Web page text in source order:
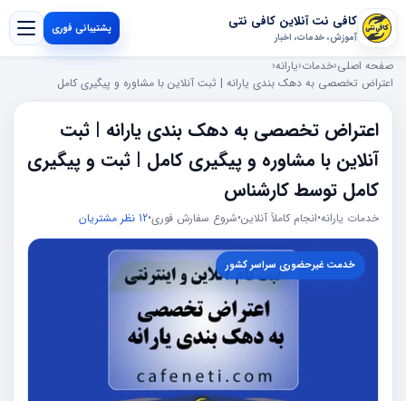
کافی نت آنلاین کافی نتی
آموزش، خدمات، اخبار
پشتیبانی فوری
صفحه اصلی‹خدمات‹یارانه‹
اعتراض تخصصی به دهک بندی یارانه | ثبت آنلاین با مشاوره و پیگیری کامل
اعتراض تخصصی به دهک بندی یارانه | ثبت
آنلاین با مشاوره و پیگیری کامل | ثبت و پیگیری
کامل توسط کارشناس
خدمات یارانه•انجام کاملاً آنلاین•شروع سفارش فوری•12 نظر مشتریان
خدمت غیرحضوری سراسر کشور